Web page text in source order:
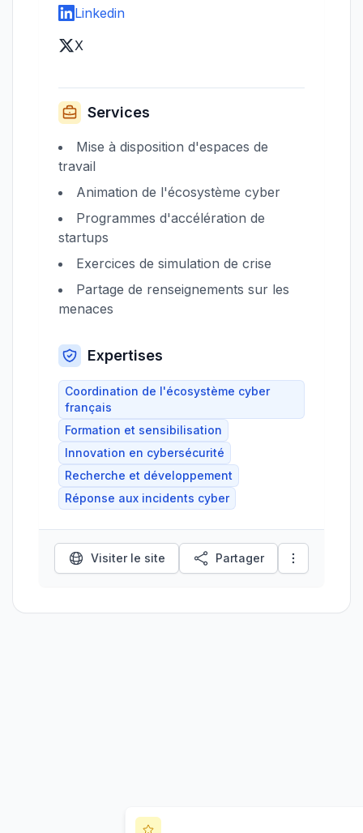
Linkedin
X
Services
Mise à disposition d'espaces de
travail
Animation de l'écosystème cyber
Programmes d'accélération de
startups
Exercices de simulation de crise
Partage de renseignements sur les
menaces
Expertises
Coordination de l'écosystème cyber
français
Formation et sensibilisation
Innovation en cybersécurité
Recherche et développement
Réponse aux incidents cyber
Visiter le site Partager